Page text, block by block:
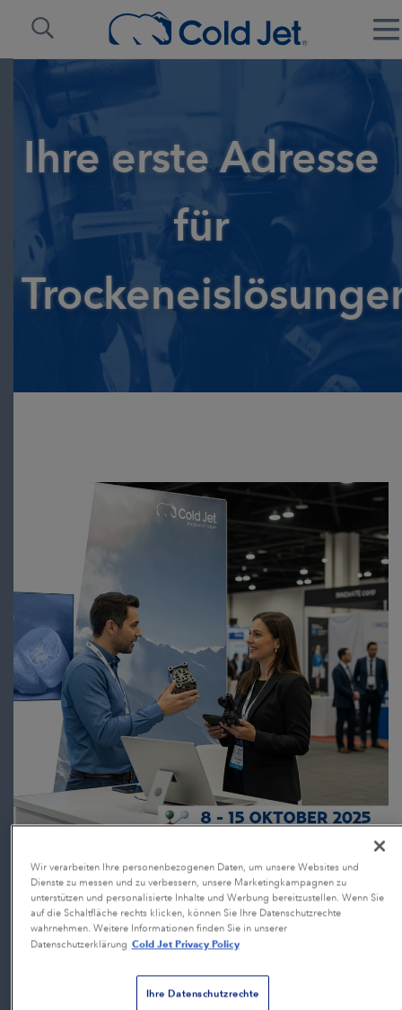
Ihre erste Adresse
für
K 2025: Der Zukunft der
Kunststofffertigung begegnen
Posted byChristiane Rachon 28.08.2025 09:03:22
Wir verarbeiten Ihre personenbezogenen Daten, um unsere Websites und
Dienste zu messen und zu verbessern, unsere Marketingkampagnen zu
unterstützen und personalisierte Inhalte und Werbung bereitzustellen. Wenn Sie
auf die Schaltfläche rechts klicken, können Sie Ihre Datenschutzrechte
wahrnehmen. Weitere Informationen finden Sie in unserer
Datenschutzerklärung Cold Jet Privacy Policy
Ihre Datenschutzrechte